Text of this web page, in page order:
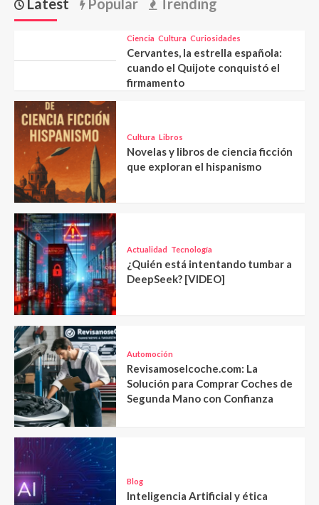
Latest Popular Trending
Ciencia Cultura Curiosidades
Cervantes, la estrella española:
cuando el Quijote conquistó el
firmamento
Cultura Libros
Novelas y libros de ciencia ficción
que exploran el hispanismo
Actualidad Tecnología
¿Quién está intentando tumbar a
DeepSeek? [VIDEO]
Automoción
Revisamoselcoche.com: La
Solución para Comprar Coches de
Segunda Mano con Confianza
Blog
Inteligencia Artificial y ética